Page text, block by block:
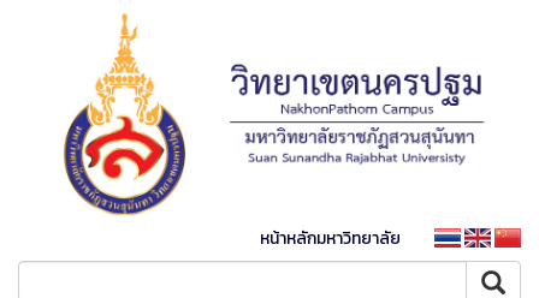
หน้าหลักมหาวิทยาลัย